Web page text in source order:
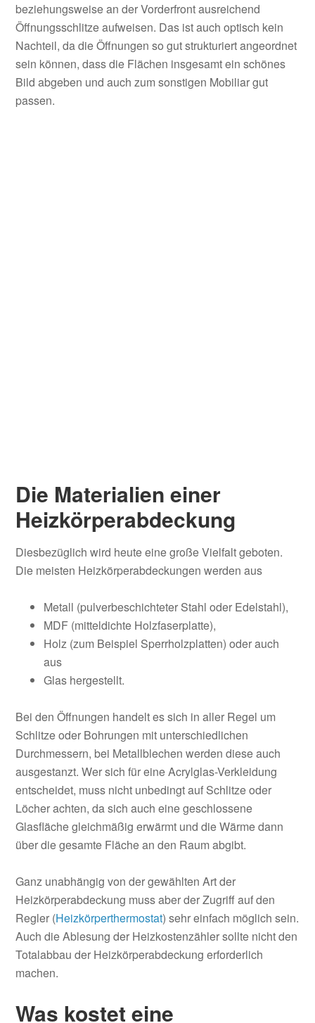
beziehungsweise an der Vorderfront ausreichend
Öffnungsschlitze aufweisen. Das ist auch optisch kein
Nachteil, da die Öffnungen so gut strukturiert angeordnet
sein können, dass die Flächen insgesamt ein schönes
Bild abgeben und auch zum sonstigen Mobiliar gut
passen.
Die Materialien einer
Heizkörperabdeckung
Diesbezüglich wird heute eine große Vielfalt geboten.
Die meisten Heizkörperabdeckungen werden aus
Metall (pulverbeschichteter Stahl oder Edelstahl),
MDF (mitteldichte Holzfaserplatte),
Holz (zum Beispiel Sperrholzplatten) oder auch
aus
Glas hergestellt.
Bei den Öffnungen handelt es sich in aller Regel um
Schlitze oder Bohrungen mit unterschiedlichen
Durchmessern, bei Metallblechen werden diese auch
ausgestanzt. Wer sich für eine Acrylglas-Verkleidung
entscheidet, muss nicht unbedingt auf Schlitze oder
Löcher achten, da sich auch eine geschlossene
Glasfläche gleichmäßig erwärmt und die Wärme dann
über die gesamte Fläche an den Raum abgibt.
Ganz unabhängig von der gewählten Art der
Heizkörperabdeckung muss aber der Zugriff auf den
Regler (Heizkörperthermostat) sehr einfach möglich sein.
Auch die Ablesung der Heizkostenzähler sollte nicht den
Totalabbau der Heizkörperabdeckung erforderlich
machen.
Was kostet eine